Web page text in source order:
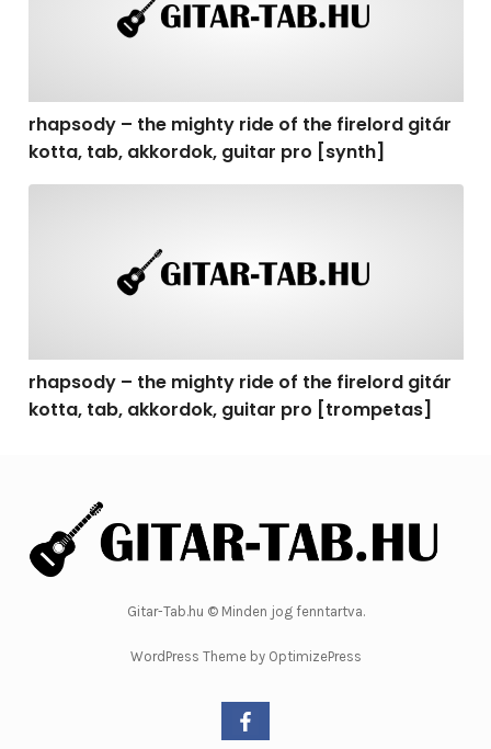
rhapsody – the mighty ride of the firelord gitár
kotta, tab, akkordok, guitar pro [synth]
rhapsody – the mighty ride of the firelord gitár
kotta, tab, akkordok, guitar pro [trompetas]
Gitar-Tab.hu © Minden jog fenntartva.
WordPress Theme by OptimizePress